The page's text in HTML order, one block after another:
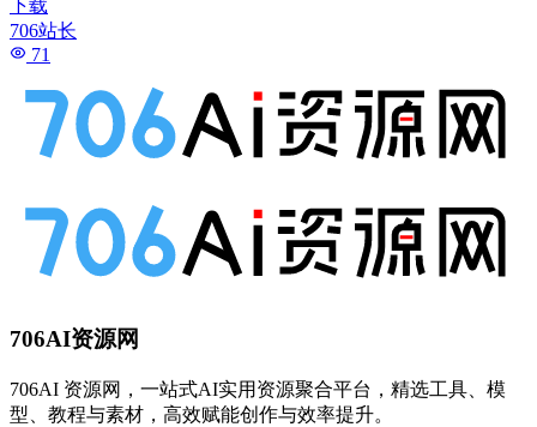
下载
706站长
71
706AI资源网
706AI 资源网，一站式AI实用资源聚合平台，精选工具、模
型、教程与素材，高效赋能创作与效率提升。